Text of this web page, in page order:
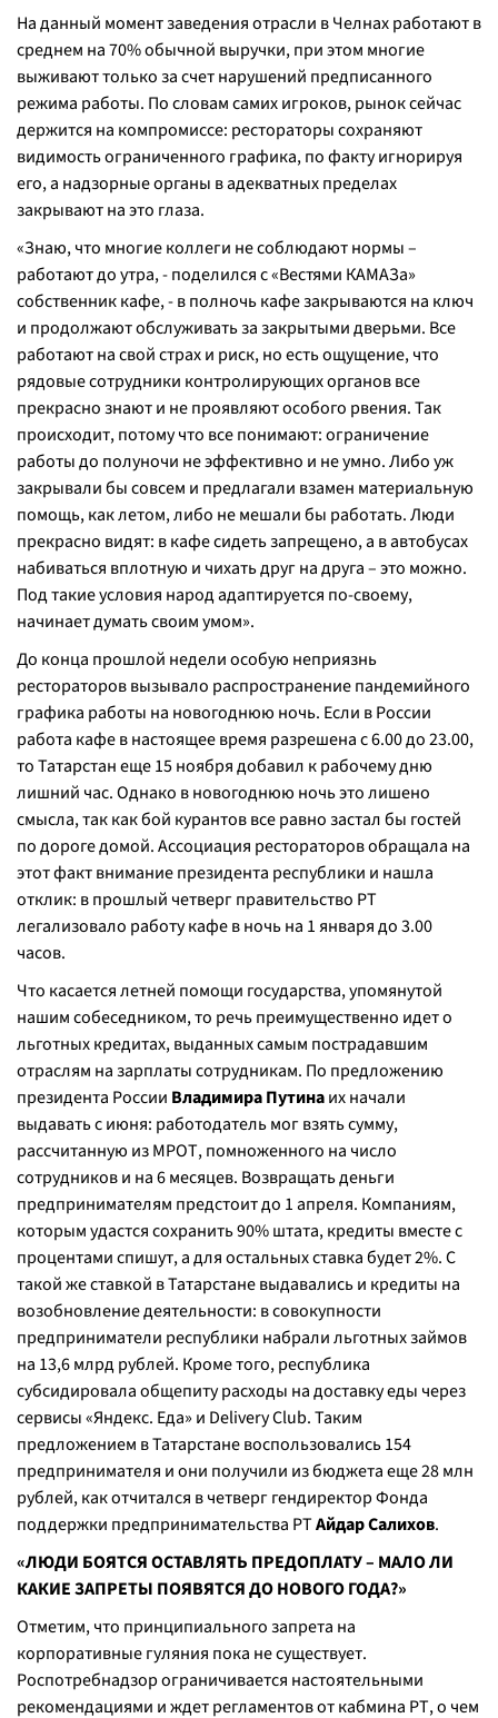
На данный момент заведения отрасли в Челнах работают в
среднем на 70% обычной выручки, при этом многие
выживают только за счет нарушений предписанного
режима работы. По словам самих игроков, рынок сейчас
держится на компромиссе: рестораторы сохраняют
видимость ограниченного графика, по факту игнорируя
его, а надзорные органы в адекватных пределах
закрывают на это глаза.
«Знаю, что многие коллеги не соблюдают нормы –
работают до утра, -поделился с «Вестями КАМАЗа»
собственник кафе, - в полночь кафе закрываются на ключ
и продолжают обслуживать за закрытыми дверьми. Все
работают на свой страх и риск, но есть ощущение, что
рядовые сотрудники контролирующих органов все
прекрасно знают и не проявляют особого рвения. Так
происходит, потому что все понимают: ограничение
работы до полуночи не эффективно и не умно. Либо уж
закрывали бы совсем и предлагали взамен материальную
помощь, как летом, либо не мешали бы работать. Люди
прекрасно видят: в кафе сидеть запрещено, а в автобусах
набиваться вплотную и чихать друг на друга – это можно.
Под такие условия народ адаптируется по-своему,
начинает думать своим умом».
До конца прошлой недели особую неприязнь
рестораторов вызывало распространение пандемийного
графика работы на новогоднюю ночь. Если в России
работа кафе в настоящее время разрешена с 6.00 до 23.00,
то Татарстан еще 15 ноября добавил к рабочему дню
лишний час. Однако в новогоднюю ночь это лишено
смысла, так как бой курантов все равно застал бы гостей
по дороге домой. Ассоциация рестораторов обращала на
этот факт внимание президента республики и нашла
отклик: в прошлый четверг правительство РТ
легализовало работу кафе в ночь на 1 января до 3.00
часов.
Что касается летней помощи государства, упомянутой
нашим собеседником, то речь преимущественно идет о
льготных кредитах, выданных самым пострадавшим
отраслям на зарплаты сотрудникам. По предложению
президента России Владимира Путинаих начали
выдавать с июня: работодатель мог взять сумму,
рассчитанную из МРОТ, помноженного на число
сотрудников и на 6 месяцев. Возвращать деньги
предпринимателям предстоит до 1 апреля. Компаниям,
которым удастся сохранить 90% штата, кредиты вместе с
процентами спишут, а для остальных ставка будет 2%. С
такой же ставкой в Татарстане выдавались и кредиты на
возобновление деятельности: в совокупности
предприниматели республики набрали льготных займов
на 13,6 млрд рублей. Кроме того, республика
субсидировала общепиту расходы на доставку еды через
сервисы «Яндекс. Еда» и Delivery Club. Таким
предложением в Татарстане воспользовались 154
предпринимателя и они получили из бюджета еще 28 млн
рублей, как отчитался в четверг гендиректор Фонда
поддержки предпринимательства РТАйдар Салихов.
«ЛЮДИ БОЯТСЯ ОСТАВЛЯТЬ ПРЕДОПЛАТУ – МАЛО ЛИ
КАКИЕ ЗАПРЕТЫ ПОЯВЯТСЯ ДО НОВОГО ГОДА?»
Отметим, что принципиального запрета на
корпоративные гуляния пока не существует.
Роспотребнадзор ограничивается настоятельными
рекомендациями и ждет регламентов от кабмина РТ, о чем